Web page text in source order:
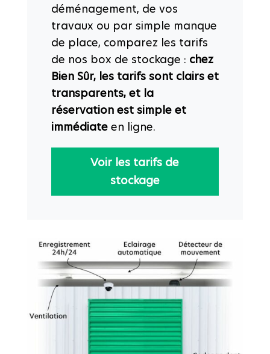
déménagement, de vos
travaux ou par simple manque
de place, comparez les tarifs
de nos box de stockage : chez
Bien Sûr, les tarifs sont clairs et
transparents, et la
réservation est simple et
immédiateen ligne.
Voir les tarifs de
stockage